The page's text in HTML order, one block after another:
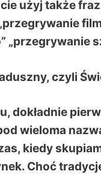
użyj także
„przegrywanie
czyli
dokładnie
wieloma
kiedy
Choć